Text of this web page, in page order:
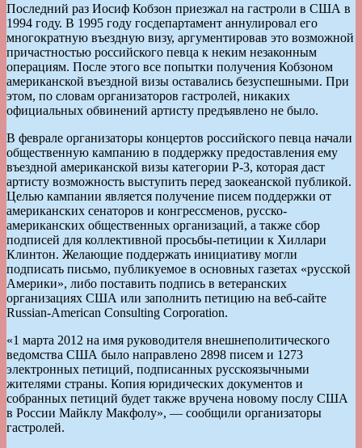
Последний раз Иосиф Кобзон приезжал на гастроли в США в
1994 году. В 1995 году госдепартамент аннулировал его
многократную въездную визу, аргументировав это возможной
причастностью российского певца к неким незаконным
операциям. После этого все попытки получения Кобзоном
американской въездной визы оставались безуспешными. При
этом, по словам организаторов гастролей, никаких
официальных обвинений артисту предъявлено не было.
В феврале организаторы концертов российского певца начали
общественную кампанию в поддержку предоставления ему
въездной американской визы категории P-3, которая даст
артисту возможность выступить перед заокеанской публикой.
Целью кампании является получение писем поддержки от
американских сенаторов и конгрессменов, русско-
американских общественных организаций, а также сбор
подписей для коллективной просьбы-петиции к Хиллари
Клинтон. Желающие поддержать инициативу могли
подписать письмо, публикуемое в основных газетах «русской
Америки», либо поставить подпись в ветеранских
организациях США или заполнить петицию на веб-сайте
Russian-American Consulting Corporation.
«1 марта 2012 на имя руководителя внешнеполитического
ведомства США было направлено 2898 писем и 1273
электронных петиций, подписанных русскоязычными
жителями страны. Копия юридических документов и
собранных петиций будет также вручена новому послу США
в России Майклу Макфолу», — сообщили организаторы
гастролей.